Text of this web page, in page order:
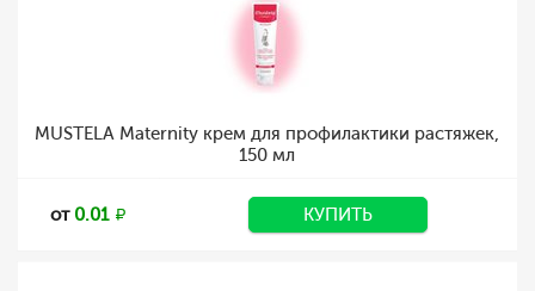
MUSTELA Maternity крем для профилактики растяжек,
150 мл
от 0.01 КУПИТЬ